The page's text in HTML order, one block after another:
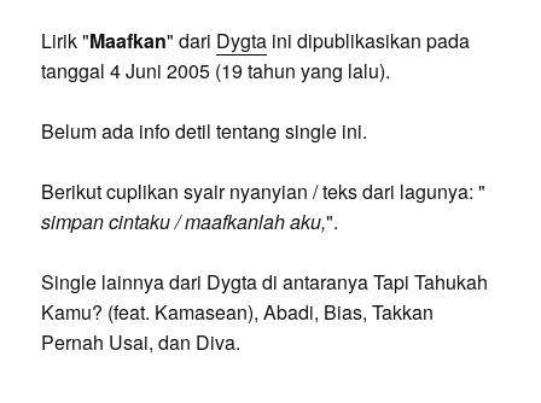
Lirik "Maafkan" dari Dygtaini dipublikasikan pada
tanggal 4 Juni 2005 (19 tahun yang lalu).
Belum ada info detil tentang single ini.
Berikut cuplikan syair nyanyian / teks dari lagunya: "
simpan cintaku / maafkanlah aku,".
Single lainnya dari Dygta di antaranya Tapi Tahukah
Kamu? (feat. Kamasean), Abadi, Bias, Takkan
Pernah Usai, dan Diva.